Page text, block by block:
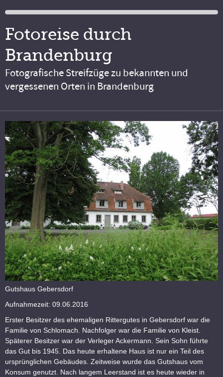
Fotoreise durch
Brandenburg
Fotografische Streifzüge zu bekannten und
vergessenen Orten in Brandenburg
Gutshaus Gebersdorf
Aufnahmezeit: 09.06.2016
Erster Besitzer des ehemaligen Rittergutes in Gebersdorf war die
Familie von Schlomach. Nachfolger war die Familie von Kleist.
Späterer Besitzer war der Verleger Ackermann. Sein Sohn führte
das Gut bis 1945. Das heute erhaltene Haus ist nur ein Teil des
ursprünglichen Gebäudes. Zeitweise wurde das Gutshaus vom
Konsum genutzt. Nach langem Leerstand ist es heute wieder in